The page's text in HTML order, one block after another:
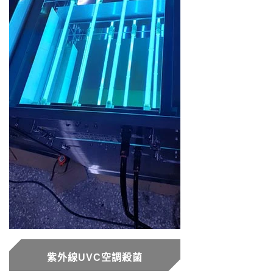
紫外線UVC空調殺菌